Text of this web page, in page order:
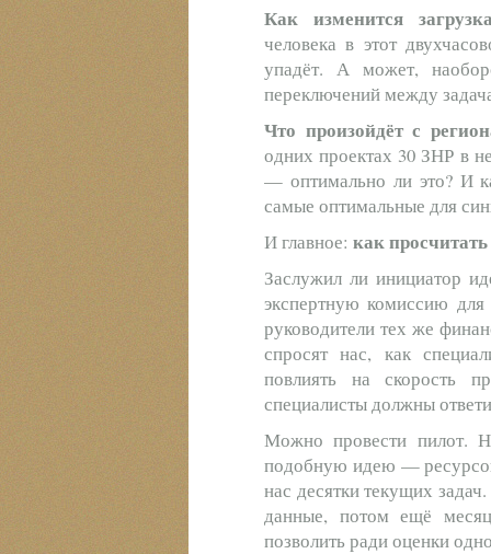
Как изменится
человека в этот
упадёт. А может,
переключений между
Что произойдёт с
одних проектах 30 ЗНР в
— оптимально ли это? И
самые оптимальные для
И главное: как
Заслужил ли инициатор
экспертную комиссию
руководители тех же
спросят нас, как
повлиять на скорость
специалисты должны
Можно провести пилот.
подобную идею —
нас десятки текущих
данные, потом ещё
позволить ради оценки